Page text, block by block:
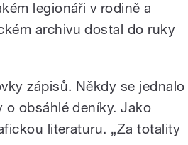
legionáři v rodině a
archivu dostal do ruky
zápisů. Někdy se jednalo
o obsáhlé deníky. Jako
literaturu. „Za totality